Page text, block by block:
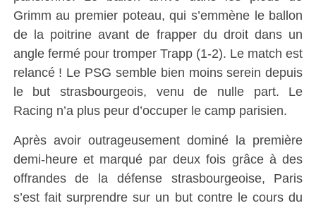
Grimm au premier poteau, qui s’emmène le ballon
de la poitrine avant de frapper du droit dans un
angle fermé pour tromper Trapp (1-2). Le match est
relancé ! Le PSG semble bien moins serein depuis
le but strasbourgeois, venu de nulle part. Le
Racing n’a plus peur d’occuper le camp parisien.
Après avoir outrageusement dominé la première
demi-heure et marqué par deux fois grâce à des
offrandes de la défense strasbourgeoise, Paris
s’est fait surprendre sur un but contre le cours du